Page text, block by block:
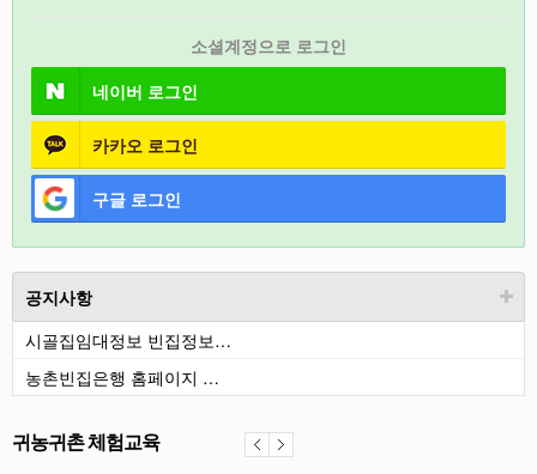
충북
소셜계정으로 로그인
네이버 로그인
카카오 로그인
구글 로그인
공지사항
시골집임대정보 빈집정보…
농촌빈집은행 홈페이지 …
귀농귀촌 체험교육